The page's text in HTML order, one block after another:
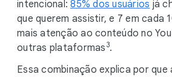
intencional:85% dos usuários já
que querem assistir, e 7 em cada
mais atenção ao conteúdo no
outras plataformas 3.
Essa combinação explica por que